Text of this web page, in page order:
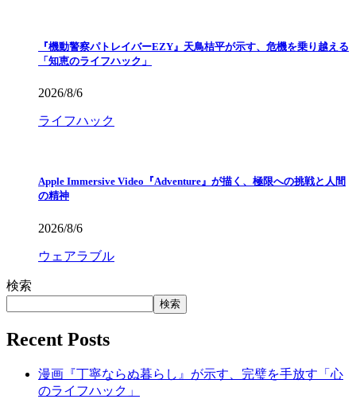
『機動警察パトレイバーEZY』天鳥桔平が示す、危機を乗り越える
「知恵のライフハック」
2026/8/6
ライフハック
Apple Immersive Video『Adventure』が描く、極限への挑戦と人間
の精神
2026/8/6
ウェアラブル
検索
検索
Recent Posts
漫画『丁寧ならぬ暮らし』が示す、完璧を手放す「心
のライフハック」